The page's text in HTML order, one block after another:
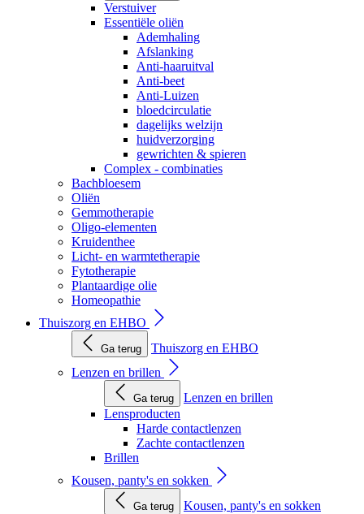
Verstuiver
Essentiële oliën
Ademhaling
Afslanking
Anti-haaruitval
Anti-beet
Anti-Luizen
bloedcirculatie
dagelijks welzijn
huidverzorging
gewrichten & spieren
Complex - combinaties
Bachbloesem
Oliën
Gemmotherapie
Oligo-elementen
Kruidenthee
Licht- en warmtetherapie
Fytotherapie
Plantaardige olie
Homeopathie
Thuiszorg en EHBO
Ga terug
Thuiszorg en EHBO
Lenzen en brillen
Ga terug
Lenzen en brillen
Lensproducten
Harde contactlenzen
Zachte contactlenzen
Brillen
Kousen, panty's en sokken
Ga terug
Kousen, panty's en sokken